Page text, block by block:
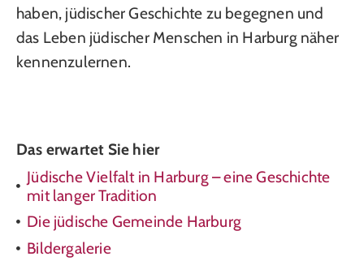
haben, jüdischer Geschichte zu begegnen und
das Leben jüdischer Menschen in Harburg näher
kennenzulernen.
Das erwartet Sie hier
Jüdische Vielfalt in Harburg – eine Geschichte
mit langer Tradition
Die jüdische Gemeinde Harburg
Bildergalerie